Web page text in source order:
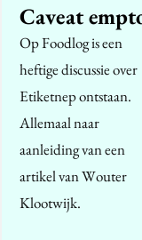
Caveat
Op Foodlog is een
heftige discussie over
Etiketnep ontstaan.
Allemaal naar
aanleiding van een
artikel van Wouter
Klootwijk.